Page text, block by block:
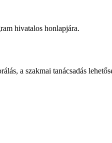
hivatalos honlapjára.
a szakmai tanácsadás